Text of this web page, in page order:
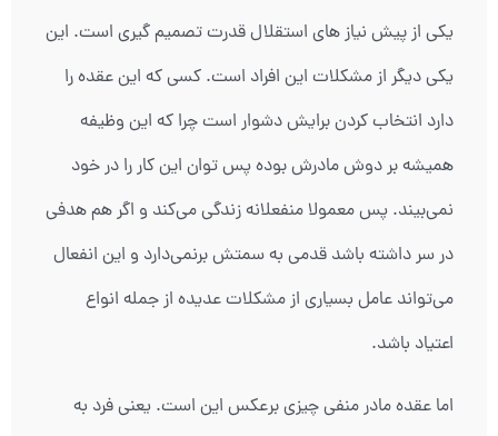
یکی از پیش نیاز های استقلال قدرت تصمیم گیری است. این
یکی دیگر از مشکلات این افراد است. کسی که این عقده را
دارد انتخاب کردن برایش دشوار است چرا که این وظیفه
همیشه بر دوش مادرش بوده پس توان این کار را در خود
نمی‌بیند. پس معمولا منفعلانه زندگی می‌کند و اگر هم هدفی
در سر داشته باشد قدمی به سمتش برنمی‌دارد و این انفعال
می‌تواند عامل بسیاری از مشکلات عدیده از جمله انواع
اعتیاد باشد.
اما عقده مادر منفی چیزی برعکس این است. یعنی فرد به